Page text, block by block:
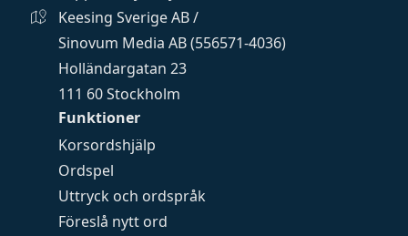
Funktioner
Korsordshjälp
Ordspel
Uttryck och ordspråk
Föreslå nytt ord
Keesing Sverige AB /
Sinovum Media AB (556571-4036)
Holländargatan 23
111 60 Stockholm